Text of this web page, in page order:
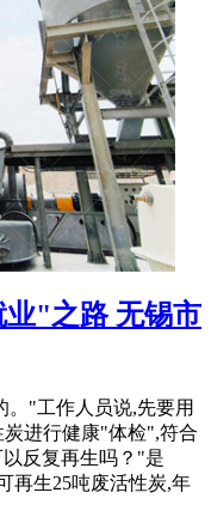
"之路 无锡市
。"工作人员说,先要用
进行健康"体检",符合
反复再生吗？"是
再生25吨废活性炭,年